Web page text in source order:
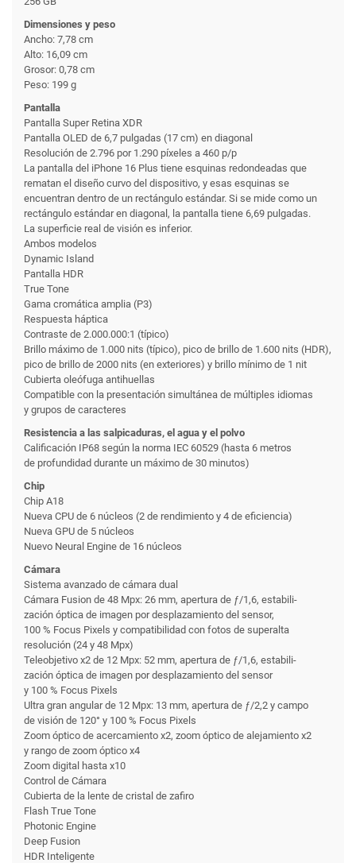
Dimensiones y peso
Ancho: 7,78 cm
Alto: 16,09 cm
Grosor: 0,78 cm
Peso: 199 g
Pantalla
Pantalla Super Retina XDR
Pantalla OLED de 6,7 pulgadas (17 cm) en diagonal
Resolución de 2.796 por 1.290 píxeles a 460 p/p
La pantalla del iPhone 16 Plus tiene esquinas redondeadas que
rematan el diseño curvo del dispositivo, y esas esquinas se
encuentran dentro de un rectángulo estándar. Si se mide como un
rectángulo estándar en diagonal, la pantalla tiene 6,69 pulgadas.
La superficie real de visión es inferior.
Ambos modelos
Dynamic Island
Pantalla HDR
True Tone
Gama cromática amplia (P3)
Respuesta háptica
Contraste de 2.000.000:1 (típico)
Brillo máximo de 1.000 nits (típico), pico de brillo de 1.600 nits (HDR),
pico de brillo de 2000 nits (en exteriores) y brillo mínimo de 1 nit
Cubierta oleófuga antihuellas
Compatible con la presentación simultánea de múltiples idiomas
y grupos de caracteres
Resistencia a las salpicaduras, el agua y el polvo
Calificación IP68 según la norma IEC 60529 (hasta 6 metros
de profundidad durante un máximo de 30 minutos)
Chip
Chip A18
Nueva CPU de 6 núcleos (2 de rendi­miento y 4 de eficiencia)
Nueva GPU de 5 núcleos
Nuevo Neural Engine de 16 núcleos
Cámara
Sistema avanzado de cámara dual
Cámara Fusion de 48 Mpx: 26 mm, apertura de ƒ/1,6, estabili­
zación óptica de imagen por desplazamiento del sensor,
100 % Focus Pixels y compati­bilidad con fotos de superalta
resolución (24 y 48 Mpx)
Teleobjetivo x2 de 12 Mpx: 52 mm, apertura de ƒ/1,6, estabili­
zación óptica de imagen por desplazamiento del sensor
y 100 % Focus Pixels
Ultra gran angular de 12 Mpx: 13 mm, apertura de ƒ/2,2 y campo
de visión de 120° y 100 % Focus Pixels
Zoom óptico de acercamiento x2, zoom óptico de alejamiento x2
y rango de zoom óptico x4
Zoom digital hasta x10
Control de Cámara
Cubierta de la lente de cristal de zafiro
Flash True Tone
Photonic Engine
Deep Fusion
HDR Inteligente